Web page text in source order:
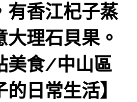
有香江杞子蒸
理石貝果。
美食/中山區
日常生活】